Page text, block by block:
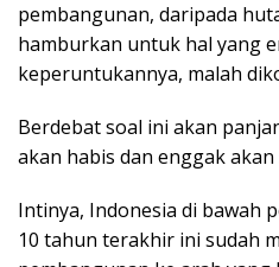
pembangunan, daripada
hamburkan untuk hal yang
keperuntukannya, malah
Berdebat soal ini akan
akan habis dan enggak akan
Intinya, Indonesia di bawah
10 tahun terakhir ini sudah